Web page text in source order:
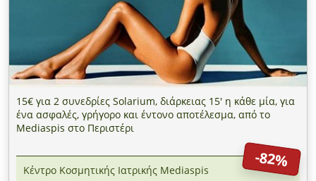
15€ για 2 συνεδρίες Solarium, διάρκειας 15' η κάθε μία, για
ένα ασφαλές, γρήγορο και έντονο αποτέλεσμα, από το
Mediaspis στο Περιστέρι
-82%
Κέντρο Κοσμητικής Ιατρικής Mediaspis